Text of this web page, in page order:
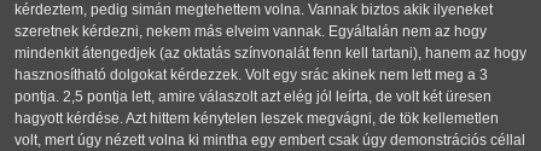
kérdeztem, pedig simán megtehettem volna. Vannak biztos akik ilyeneket
szeretnek kérdezni, nekem más elveim vannak. Egyáltalán nem az hogy
mindenkit átengedjek (az oktatás színvonalát fenn kell tartani), hanem az hogy
hasznosítható dolgokat kérdezzek. Volt egy srác akinek nem lett meg a 3
pontja. 2,5 pontja lett, amire válaszolt azt elég jól leírta, de volt két üresen
hagyott kérdése. Azt hittem kénytelen leszek megvágni, de tök kellemetlen
volt, mert úgy nézett volna ki mintha egy embert csak úgy demonstrációs céllal